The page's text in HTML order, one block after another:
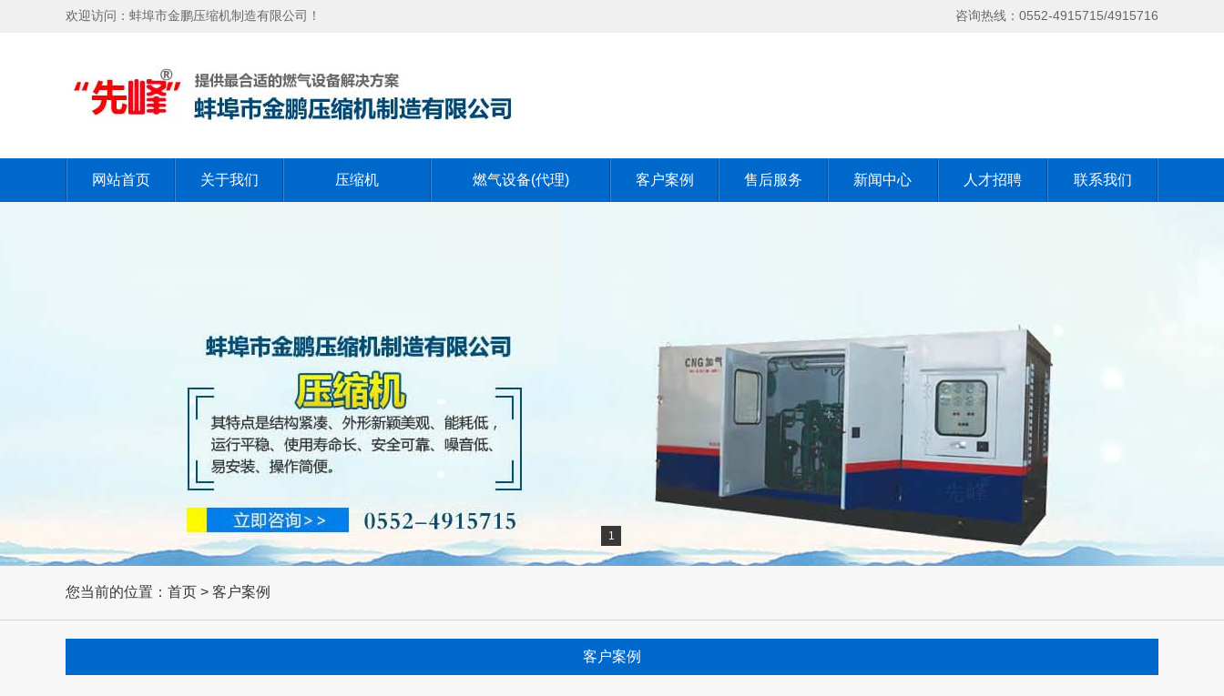
欢迎访问：蚌埠市金鹏压缩机制造有限公司！ 咨询热线：0552-4915715/4915716
网站首页 关于我们 压缩机 燃气设备(代理) 客户案例 售后服务 新闻中心 人才招聘 联系我们
1
您当前的位置：首页 > 客户案例
客户案例